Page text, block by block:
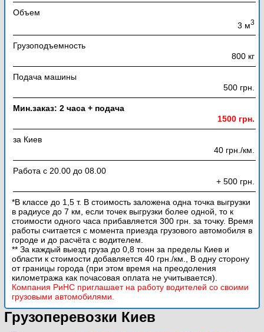
Объем
3 м3
Грузоподъемность
800 кг
Подача машины
500 грн.
Мин.заказ: 2 часа + подача
1500 грн.
за Киев
40 грн./км.
Работа с 20.00 до 08.00
+ 500 грн.
*В классе до 1,5 т. В стоимость заложена одна точка выгрузки
в радиусе до 7 км, если точек выгрузки более одной, то к
стоимости одного часа прибавляется 300 грн. за точку. Время
работы считается с момента приезда грузового автомобиля в
городе и до расчёта с водителем.
** За каждый выезд груза до 0,8 тонн за пределы Киев и
области к стоимости добавляется 40 грн./км., В одну сторону
от границы города (при этом время на преодоления
километража как почасовая оплата не учитывается).
Компания РиНС приглашает на работу водителей со своими
грузовыми автомобилями.
Грузоперевозки Киев